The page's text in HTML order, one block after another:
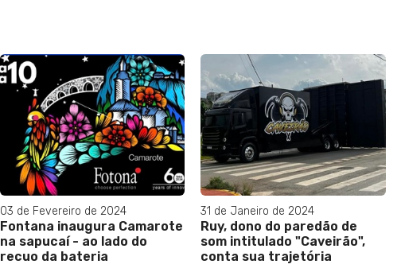
03 de Fevereiro de 2024
Fontana inaugura Camarote
na sapucaí - ao lado do
recuo da bateria
31 de Janeiro de 2024
Ruy, dono do paredão de
som intitulado "Caveirão",
conta sua trajetória